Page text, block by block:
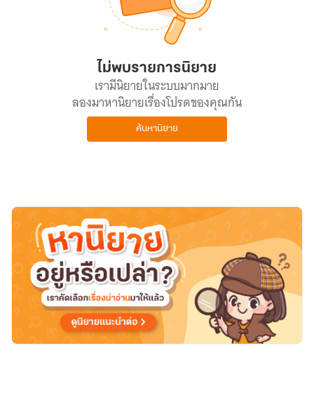
ไม่พบรายการนิยาย
เรามีนิยายในระบบมากมาย
ลองมาหานิยายเรื่องโปรดของคุณกัน
ค้นหานิยาย